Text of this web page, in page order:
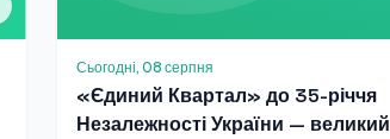
Сьогодні, 08 серпня
«Єдиний Квартал» до 35-річчя
Незалежності України — великий